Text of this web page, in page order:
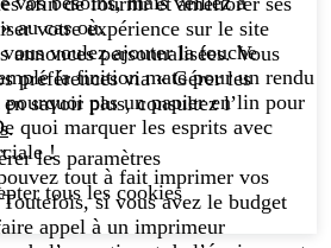
au cas où.
vous voulez ajouter la touche
la finition mate pour un rendu
pas un papier en lin pour
quoi marquer les esprits avec
!
tout à fait imprimer vos
si vous avez le budget
appel à un imprimeur
votre expérience sur le site
annonces personnalisées. Vous
préférences via « Gérer les
savoir plus, consultez l’
.
les paramètres
tous les cookies